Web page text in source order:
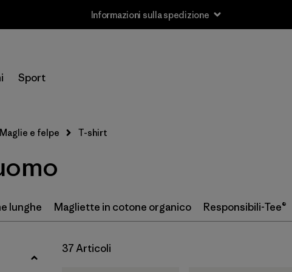
Informazioni sulla spedizione
Sport
L (35)
(37)
Maglie e felpe T-shirt
lunghe Magliette in cotone organico Responsibili-Tee®
37 Articoli